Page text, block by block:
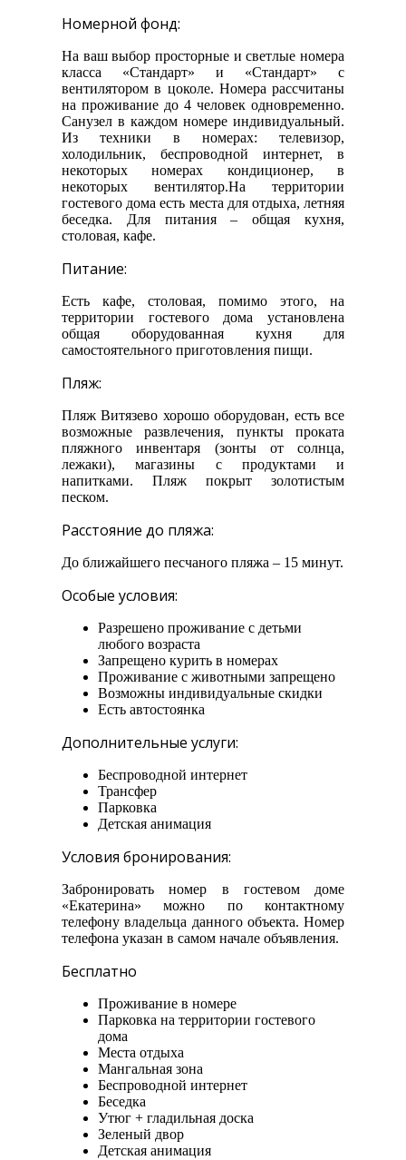
Номерной фонд:
На ваш выбор просторные и светлые номера
класса «Стандарт» и «Стандарт» с
вентилятором в цоколе. Номера рассчитаны
на проживание до 4 человек одновременно.
Санузел в каждом номере индивидуальный.
Из техники в номерах: телевизор,
холодильник, беспроводной интернет, в
некоторых номерах кондиционер, в
некоторых вентилятор.На территории
гостевого дома есть места для отдыха, летняя
беседка. Для питания – общая кухня,
столовая, кафе.
Питание:
Есть кафе, столовая, помимо этого, на
территории гостевого дома установлена
общая оборудованная кухня для
самостоятельного приготовления пищи.
Пляж:
Пляж Витязево хорошо оборудован, есть все
возможные развлечения, пункты проката
пляжного инвентаря (зонты от солнца,
лежаки), магазины с продуктами и
напитками. Пляж покрыт золотистым
песком.
Расстояние до пляжа:
До ближайшего песчаного пляжа – 15 минут.
Особые условия:
Разрешено проживание с детьми
любого возраста
Запрещено курить в номерах
Проживание с животными запрещено
Возможны индивидуальные скидки
Есть автостоянка
Дополнительные услуги:
Беспроводной интернет
Трансфер
Парковка
Детская анимация
Условия бронирования:
Забронировать номер в гостевом доме
«Екатерина» можно по контактному
телефону владельца данного объекта. Номер
телефона указан в самом начале объявления.
Бесплатно
Проживание в номере
Парковка на территории гостевого
дома
Места отдыха
Мангальная зона
Беспроводной интернет
Беседка
Утюг + гладильная доска
Зеленый двор
Детская анимация